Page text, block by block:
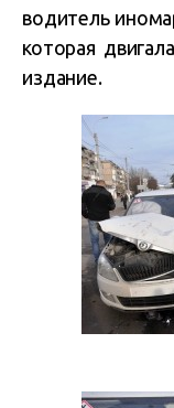
водитель
которая
издание.